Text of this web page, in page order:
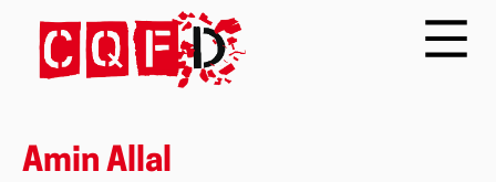
Amin Allal